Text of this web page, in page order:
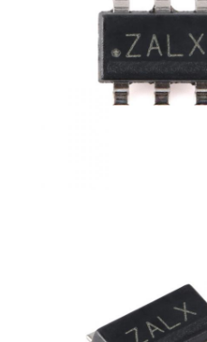
チップ上のSOCシステム
ドラムのメモリー チップ